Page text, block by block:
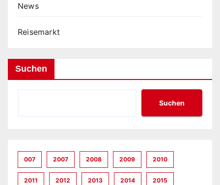
News
Reisemarkt
Suchen
Suchen
007 2007 2008 2009 2010
2011 2012 2013 2014 2015